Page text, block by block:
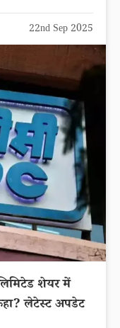
22nd Sep 2025
शेयर में
लेटेस्ट अपडेट